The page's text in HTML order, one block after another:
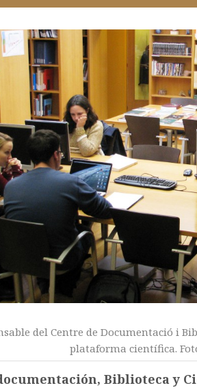
del Centre de Documentació i
plataforma científica.
Biblioteca y